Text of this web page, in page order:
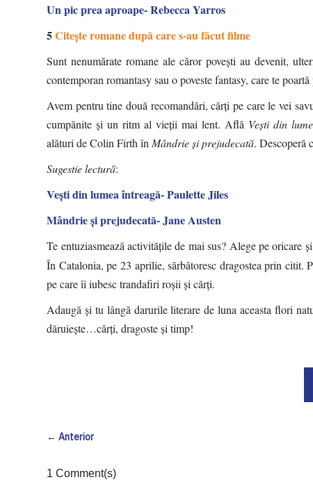
Un pic prea aproape- Rebecca Yarros
5Citește romane după care s-au făcut filme
Sunt nenumărate romane ale căror povești au devenit,
contemporan romantasy sau o poveste fantasy, care te
Avem pentru tine două recomandări, cărți pe care le vei
cumpănite și un ritm al vieții mai lent. Află Vești din
alături de Colin Firth în Mândrie și prejudecată. Descoperă
Sugestie lectură:
Vești din lumea întreagă- Paulette Jiles
Mândrie și prejudecată- Jane Austen
Te entuziasmează activitățile de mai sus? Alege pe oricare
În Catalonia, pe 23 aprilie, sărbătoresc dragostea prin citit.
pe care îi iubesc trandafiri roșii și cărți.
Adaugă și tu lângă darurile literare de luna aceasta flori
dăruiește…cărți, dragoste și timp!
← Anterior
1 Comment(s)